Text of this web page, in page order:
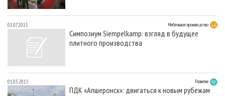
01.07.2015 Мебельное производство
Симпозиум Siempelkamp: взгляд в будущее
плитного производства
01.05.2015 Развитие
ПДК «Апшеронск»: двигаться к новым рубежам